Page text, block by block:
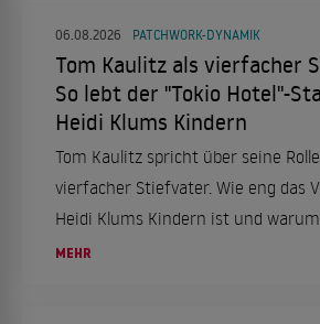
06.08.2026 PATCHWORK-DYNAMIK
Tom Kaulitz als vierfacher
So lebt der "Tokio Hotel"-
Heidi Klums Kindern
Tom Kaulitz spricht über seine
vierfacher Stiefvater. Wie eng das
Heidi Klums Kindern ist und
Nachwuchs kein Thema ist.
MEHR